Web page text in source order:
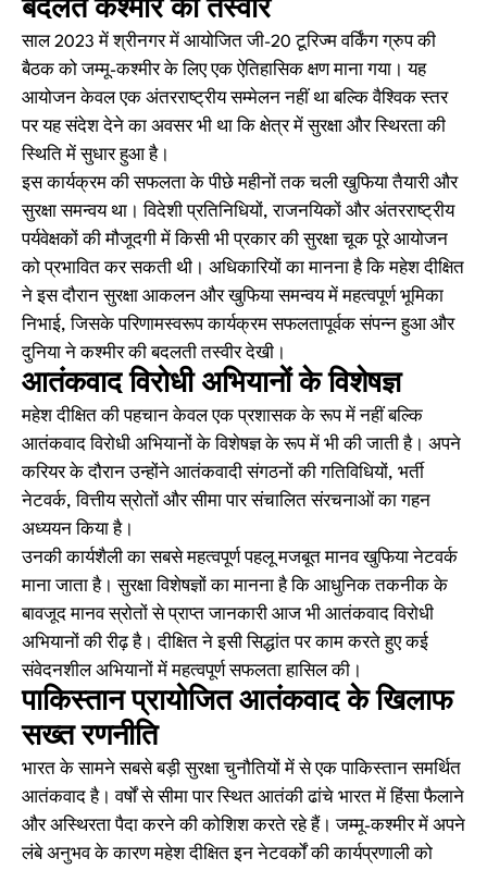
बदलते कश्मीर की तस्वीर
साल 2023 में श्रीनगर में आयोजित जी-20 टूरिज्म वर्किंग ग्रुप की
बैठक को जम्मू-कश्मीर के लिए एक ऐतिहासिक क्षण माना गया। यह
आयोजन केवल एक अंतरराष्ट्रीय सम्मेलन नहीं था बल्कि वैश्विक स्तर
पर यह संदेश देने का अवसर भी था कि क्षेत्र में सुरक्षा और स्थिरता की
स्थिति में सुधार हुआ है।
इस कार्यक्रम की सफलता के पीछे महीनों तक चली खुफिया तैयारी और
सुरक्षा समन्वय था। विदेशी प्रतिनिधियों, राजनयिकों और अंतरराष्ट्रीय
पर्यवेक्षकों की मौजूदगी में किसी भी प्रकार की सुरक्षा चूक पूरे आयोजन
को प्रभावित कर सकती थी। अधिकारियों का मानना है कि महेश दीक्षित
ने इस दौरान सुरक्षा आकलन और खुफिया समन्वय में महत्वपूर्ण भूमिका
निभाई, जिसके परिणामस्वरूप कार्यक्रम सफलतापूर्वक संपन्न हुआ और
दुनिया ने कश्मीर की बदलती तस्वीर देखी।
आतंकवाद विरोधी अभियानों के विशेषज्ञ
महेश दीक्षित की पहचान केवल एक प्रशासक के रूप में नहीं बल्कि
आतंकवाद विरोधी अभियानों के विशेषज्ञ के रूप में भी की जाती है। अपने
करियर के दौरान उन्होंने आतंकवादी संगठनों की गतिविधियों, भर्ती
नेटवर्क, वित्तीय स्रोतों और सीमा पार संचालित संरचनाओं का गहन
अध्ययन किया है।
उनकी कार्यशैली का सबसे महत्वपूर्ण पहलू मजबूत मानव खुफिया नेटवर्क
माना जाता है। सुरक्षा विशेषज्ञों का मानना है कि आधुनिक तकनीक के
बावजूद मानव स्रोतों से प्राप्त जानकारी आज भी आतंकवाद विरोधी
अभियानों की रीढ़ है। दीक्षित ने इसी सिद्धांत पर काम करते हुए कई
संवेदनशील अभियानों में महत्वपूर्ण सफलता हासिल की।
पाकिस्तान प्रायोजित आतंकवाद के खिलाफ
सख्त रणनीति
भारत के सामने सबसे बड़ी सुरक्षा चुनौतियों में से एक पाकिस्तान समर्थित
आतंकवाद है। वर्षों से सीमा पार स्थित आतंकी ढांचे भारत में हिंसा फैलाने
और अस्थिरता पैदा करने की कोशिश करते रहे हैं। जम्मू-कश्मीर में अपने
लंबे अनुभव के कारण महेश दीक्षित इन नेटवर्कों की कार्यप्रणाली को